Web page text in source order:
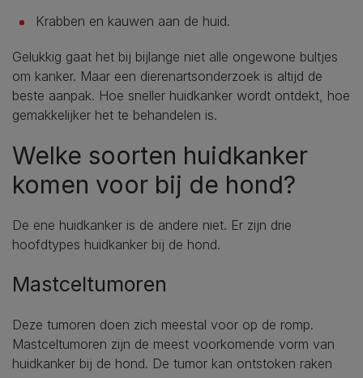
Krabben en kauwen aan de huid.
Gelukkig gaat het bij bijlange niet alle ongewone bultjes
om kanker. Maar een dierenartsonderzoek is altijd de
beste aanpak. Hoe sneller huidkanker wordt ontdekt, hoe
gemakkelijker het te behandelen is.
Welke soorten huidkanker
komen voor bij de hond?
De ene huidkanker is de andere niet. Er zijn drie
hoofdtypes huidkanker bij de hond.
Mastceltumoren
Deze tumoren doen zich meestal voor op de romp.
Mastceltumoren zijn de meest voorkomende vorm van
huidkanker bij de hond. De tumor kan ontstoken raken